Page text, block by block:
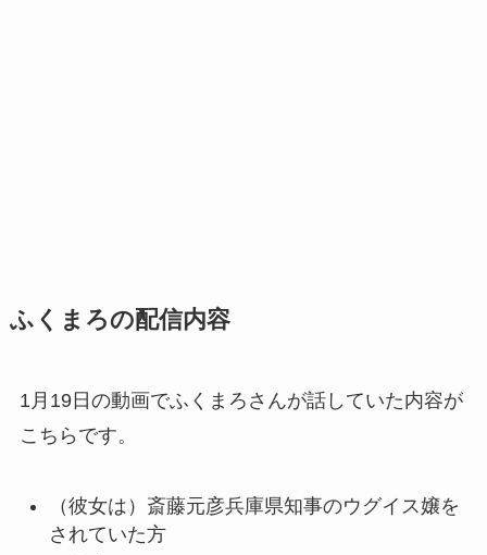
ふくまろの配信内容
1月19日の動画でふくまろさんが話していた内容が
こちらです。
（彼女は）斎藤元彦兵庫県知事のウグイス嬢を
されていた方